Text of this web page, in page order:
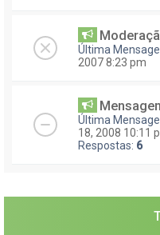
Última
2007 8:23 pm
Última
18, 2008 10:11
Respostas: 6